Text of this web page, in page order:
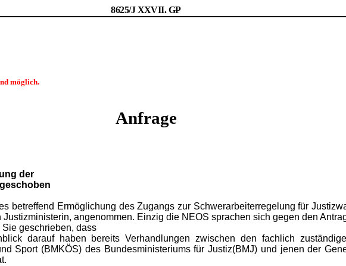
8625/J XXVII. GP
möglich.
Anfrage
der
betreffend Ermöglichung des Zugangs zur Schwerarbeiterregelung für
angenommen. Einzig die NEOS sprachen sich gegen den
Sie geschrieben, dass
darauf haben bereits Verhandlungen zwischen den fachlich
Sport (BMKÖS) des Bundesministeriums für Justiz(BMJ) und jenen der